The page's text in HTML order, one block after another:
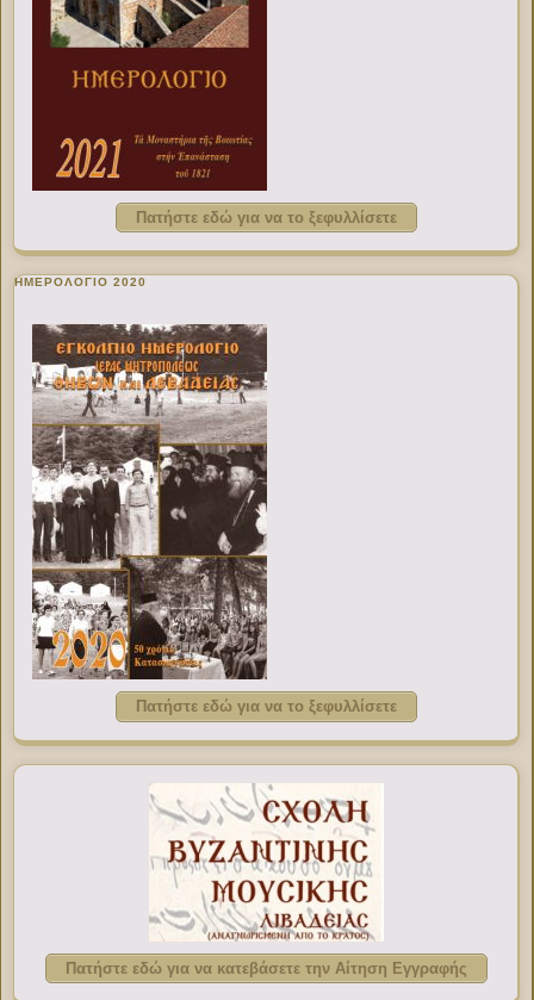
Πατήστε εδώ για να το ξεφυλλίσετε
ΗΜΕΡΟΛΟΓΙΟ 2020
Πατήστε εδώ για να το ξεφυλλίσετε
Πατήστε εδώ για να κατεβάσετε την Αίτηση Εγγραφής